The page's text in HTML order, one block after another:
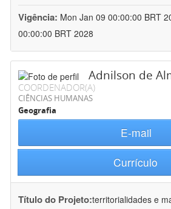
Vigência: Mon Jan 09 00:00:00 BRT
00:00:00 BRT 2028
Adnilson de
COORDENADOR(A)
CIÊNCIAS HUMANAS
Geografia
E-mail
Currículo
Título do Projeto:territorialidades e